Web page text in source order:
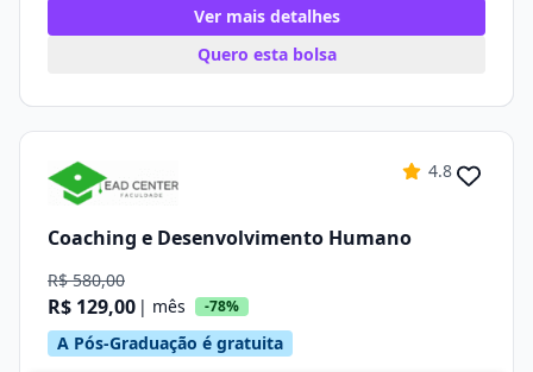
Ver mais detalhes
Quero esta bolsa
4.8
Coaching e Desenvolvimento Humano
R$ 580,00
R$ 129,00 | mês -78%
A Pós-Graduação é gratuita